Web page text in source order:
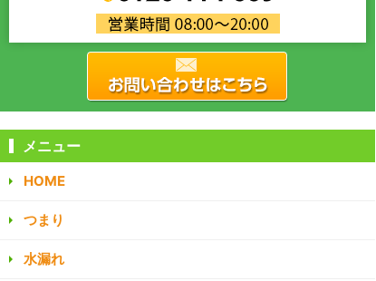
メニュー
HOME
つまり
水漏れ